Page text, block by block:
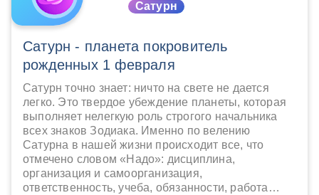
Сатурн
Сатурн - планета покровитель
рожденных 1 февраля
Сатурн точно знает: ничто на свете не дается
легко. Это твердое убеждение планеты, которая
выполняет нелегкую роль строгого начальника
всех знаков Зодиака. Именно по велению
Сатурна в нашей жизни происходит все, что
отмечено словом «Надо»: дисциплина,
организация и самоорганизация,
ответственность, учеба, обязанности, работа…